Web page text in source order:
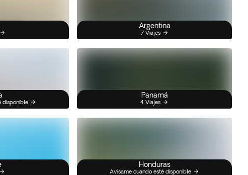
Argentina
7 Viajes
disponible
Panamá
4 Viajes
Honduras
Avísame cuando esté disponible